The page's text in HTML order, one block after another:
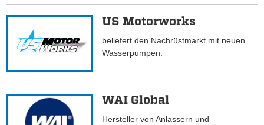
US Motorworks
beliefert den Nachrüstmarkt mit neuen
Wasserpumpen.
WAI Global
Hersteller von Anlassern und